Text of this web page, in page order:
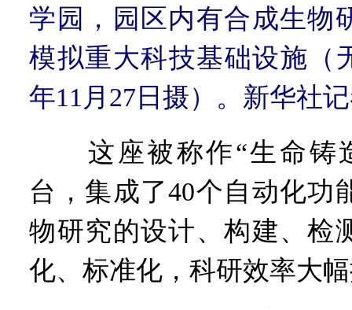
学园，园区内有合成生物
模拟重大科技基础设施（
年11月27日摄）。新华社
这座被称作“生命铸
台，集成了40个自动化功
物研究的设计、构建、检
化、标准化，科研效率大